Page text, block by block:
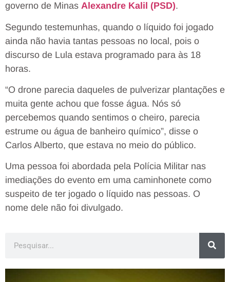
governo de Minas Alexandre Kalil (PSD).
Segundo testemunhas, quando o líquido foi jogado
ainda não havia tantas pessoas no local, pois o
discurso de Lula estava programado para às 18
horas.
“O drone parecia daqueles de pulverizar plantações e
muita gente achou que fosse água. Nós só
percebemos quando sentimos o cheiro, parecia
estrume ou água de banheiro químico”, disse o
Carlos Alberto, que estava no meio do público.
Uma pessoa foi abordada pela Polícia Militar nas
imediações do evento em uma caminhonete como
suspeito de ter jogado o líquido nas pessoas. O
nome dele não foi divulgado.